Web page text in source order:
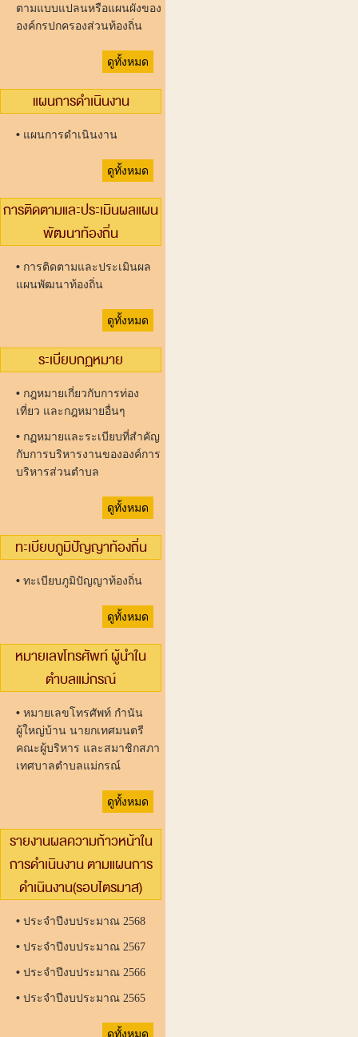
ตามแบบแปลนหรือแผนผังของ
องค์กรปกครองส่วนท้องถิ่น
ดูทั้งหมด
แผนการดำเนินงาน
• แผนการดำเนินงาน
ดูทั้งหมด
การติดตามและประเมินผลแผน
พัฒนาท้องถิ่น
• การติดตามและประเมินผล
แผนพัฒนาท้องถิ่น
ดูทั้งหมด
ระเบียบกฏหมาย
• กฎหมายเกี่ยวกับการท่อง
เที่ยว และกฎหมายอื่นๆ
• กฏหมายและระเบียบที่สำคัญ
กับการบริหารงานขององค์การ
บริหารส่วนตำบล
ดูทั้งหมด
ทะเบียบภูมิปัญญาท้องถิ่น
• ทะเบียบภูมิปัญญาท้องถิ่น
ดูทั้งหมด
หมายเลขโทรศัพท์ ผู้นำใน
ตำบลแม่กรณ์
• หมายเลขโทรศัพท์ กำนัน
ผู้ใหญ่บ้าน นายกเทศมนตรี
คณะผู้บริหาร และสมาชิกสภา
เทศบาลตำบลแม่กรณ์
ดูทั้งหมด
รายงานผลความก้าวหน้าใน
การดำเนินงาน ตามแผนการ
ดำเนินงาน(รอบไตรมาส)
• ประจำปีงบประมาณ 2568
• ประจำปีงบประมาณ 2567
• ประจำปีงบประมาณ 2566
• ประจำปีงบประมาณ 2565
ดูทั้งหมด